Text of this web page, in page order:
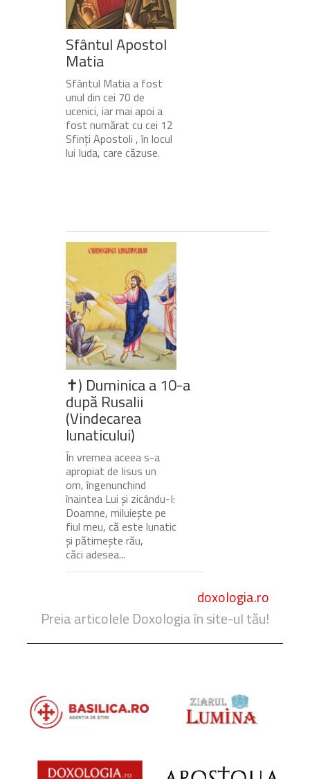
Sfântul Apostol
Matia
Sfântul Matia a fost
unul din cei 70 de
ucenici, iar mai apoi a
fost numărat cu cei 12
Sfinți Apostoli , în locul
lui Iuda, care căzuse.
✝) Duminica a 10-a
după Rusalii
(Vindecarea
lunaticului)
În vremea aceea s-a
apropiat de Iisus un
om, îngenunchind
înaintea Lui și zicându-I:
Doamne, miluiește pe
fiul meu, că este lunatic
și pătimește rău,
căci adesea...
doxologia.ro
Preia articolele Doxologia în site-ul tău!